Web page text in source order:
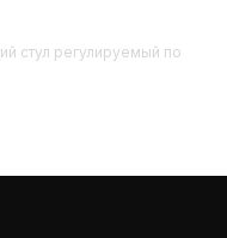
стул регулируемый по